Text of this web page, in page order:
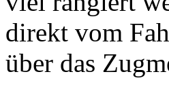
direkt vom
über das